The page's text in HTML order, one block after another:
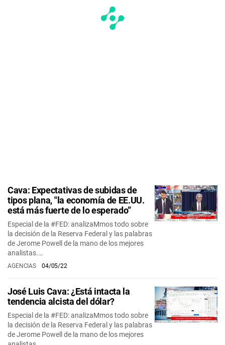
Cava: Expectativas de subidas de
tipos plana, "la economía de EE.UU.
está más fuerte de lo esperado”
Especial de la #FED: analizaMmos todo sobre
la decisión de la Reserva Federal y las palabras
de Jerome Powell de la mano de los mejores
analistas.…
AGENCIAS 04/05/22
José Luis Cava: ¿Está intacta la
tendencia alcista del dólar?
Especial de la #FED: analizaMmos todo sobre
la decisión de la Reserva Federal y las palabras
de Jerome Powell de la mano de los mejores